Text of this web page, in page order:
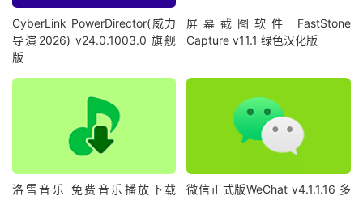
CyberLink PowerDirector(威力
导演2026) v24.0.1003.0 旗舰
版
屏幕截图软件 FastStone
Capture v11.1 绿色汉化版
洛雪音乐 免费音乐播放下载
微信正式版WeChat v4.1.1.16 多